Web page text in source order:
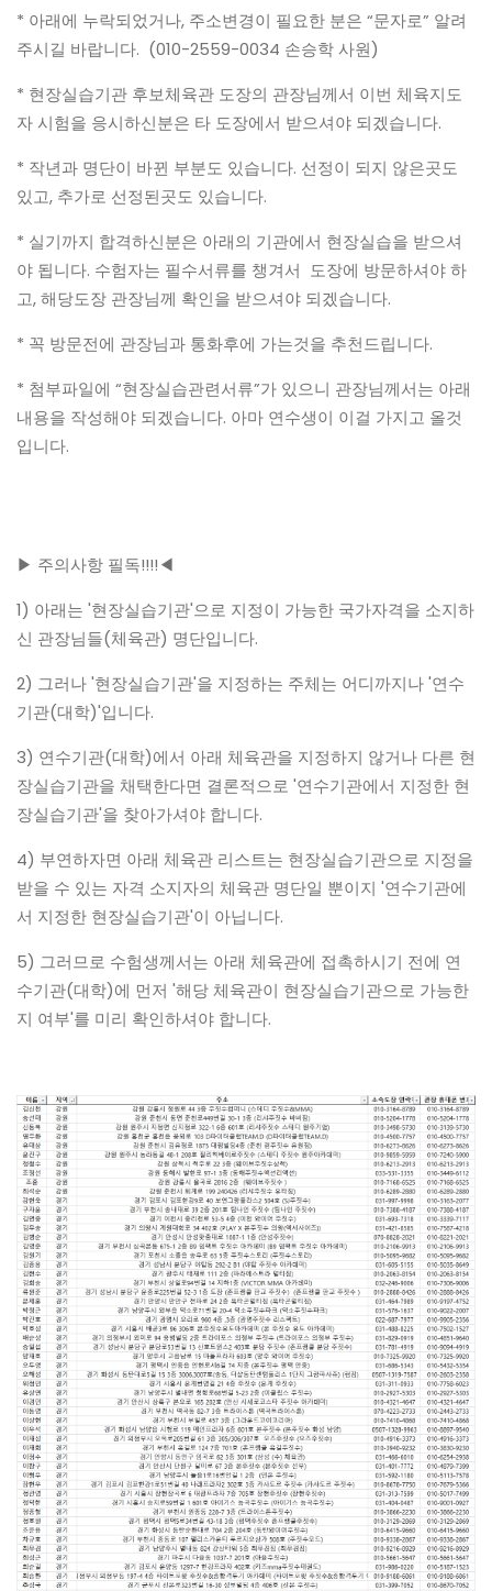
* 아래에 누락되었거나, 주소변경이 필요한 분은 “문자로” 알려
주시길 바랍니다. (010-2559-0034 손승학 사원)
* 현장실습기관 후보체육관 도장의 관장님께서 이번 체육지도
자 시험을 응시하신분은 타 도장에서 받으셔야 되겠습니다.
* 작년과 명단이 바뀐 부분도 있습니다. 선정이 되지 않은곳도
있고, 추가로 선정된곳도 있습니다.
* 실기까지 합격하신분은 아래의 기관에서 현장실습을 받으셔
야 됩니다. 수험자는 필수서류를 챙겨서 도장에 방문하셔야 하
고, 해당도장 관장님께 확인을 받으셔야 되겠습니다.
* 꼭 방문전에 관장님과 통화후에 가는것을 추천드립니다.
* 첨부파일에 “현장실습관련서류”가 있으니 관장님께서는 아래
내용을 작성해야 되겠습니다. 아마 연수생이 이걸 가지고 올것
입니다.
▶ 주의사항 필독!!!!◀
1) 아래는 '현장실습기관'으로 지정이 가능한 국가자격을 소지하
신 관장님들(체육관) 명단입니다.
2) 그러나 '현장실습기관'을 지정하는 주체는 어디까지나 '연수
기관(대학)'입니다.
3) 연수기관(대학)에서 아래 체육관을 지정하지 않거나 다른 현
장실습기관을 채택한다면 결론적으로 '연수기관에서 지정한 현
장실습기관'을 찾아가셔야 합니다.
4) 부연하자면 아래 체육관 리스트는 현장실습기관으로 지정을
받을 수 있는 자격 소지자의 체육관 명단일 뿐이지 '연수기관에
서 지정한 현장실습기관'이 아닙니다.
5) 그러므로 수험생께서는 아래 체육관에 접촉하시기 전에 연
수기관(대학)에 먼저 '해당 체육관이 현장실습기관으로 가능한
지 여부'를 미리 확인하셔야 합니다.